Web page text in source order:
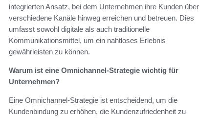
integrierten Ansatz, bei dem Unternehmen ihre Kunden über
verschiedene Kanäle hinweg erreichen und betreuen. Dies
umfasst sowohl digitale als auch traditionelle
Kommunikationsmittel, um ein nahtloses Erlebnis
gewährleisten zu können.
Warum ist eine Omnichannel-Strategie wichtig für
Unternehmen?
Eine Omnichannel-Strategie ist entscheidend, um die
Kundenbindung zu erhöhen, die Kundenzufriedenheit zu